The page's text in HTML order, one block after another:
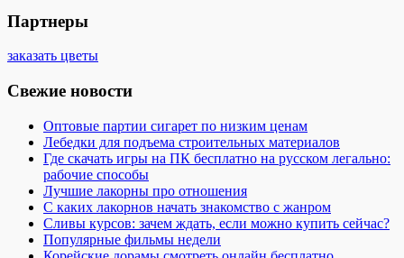
Партнеры
заказать цветы
Свежие новости
Оптовые партии сигарет по низким ценам
Лебедки для подъема строительных материалов
Где скачать игры на ПК бесплатно на русском легально:
рабочие способы
Лучшие лакорны про отношения
С каких лакорнов начать знакомство с жанром
Сливы курсов: зачем ждать, если можно купить сейчас?
Популярные фильмы недели